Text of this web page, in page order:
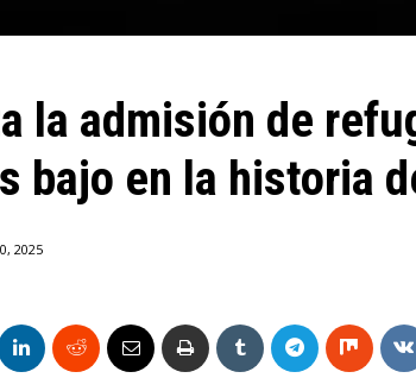
la admisión de
bajo en la historia
2025